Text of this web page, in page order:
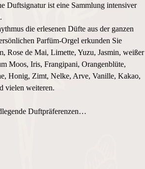
Duftsignatur ist eine Sammlung intensiver
die erlesenen Düfte aus der ganzen
Parfüm-Orgel erkunden Sie
Rose de Mai, Limette, Yuzu, Jasmin, weißer
Moos, Iris, Frangipani, Orangenblüte,
Honig, Zimt, Nelke, Arve, Vanille, Kakao,
vielen weiteren.
Duftpräferenzen…